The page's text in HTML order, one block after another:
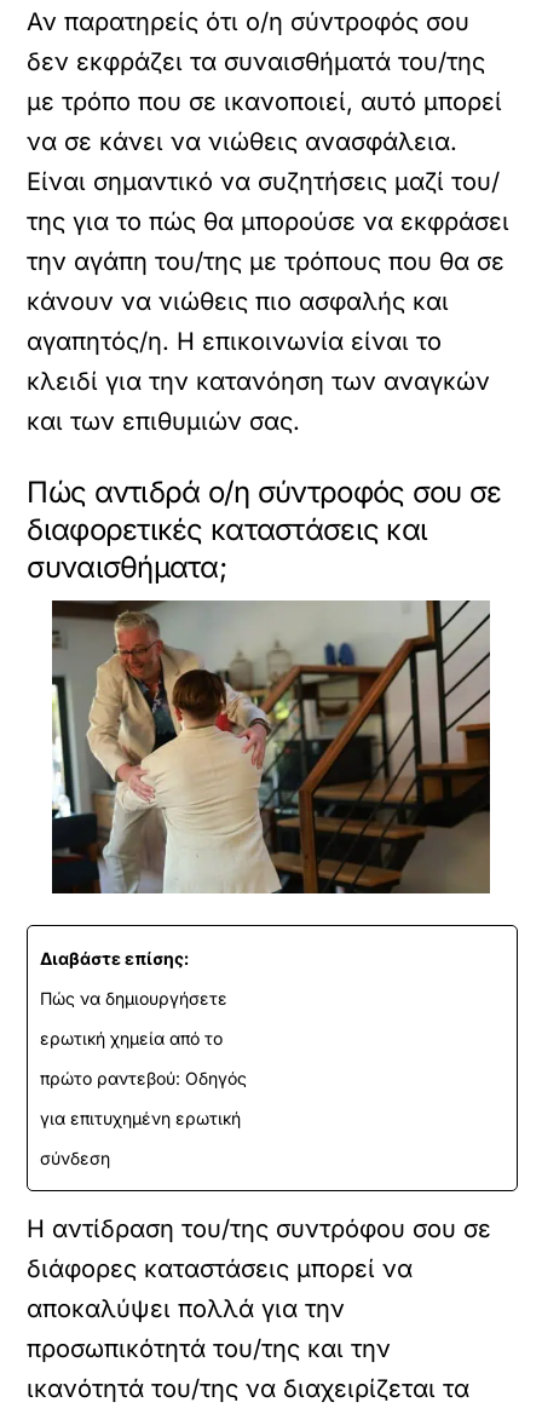
Αν παρατηρείς ότι ο/η σύντροφός σου
δεν εκφράζει τα συναισθήματά του/της
με τρόπο που σε ικανοποιεί, αυτό μπορεί
να σε κάνει να νιώθεις ανασφάλεια.
Είναι σημαντικό να συζητήσεις μαζί του/
της για το πώς θα μπορούσε να εκφράσει
την αγάπη του/της με τρόπους που θα σε
κάνουν να νιώθεις πιο ασφαλής και
αγαπητός/η. Η επικοινωνία είναι το
κλειδί για την κατανόηση των αναγκών
και των επιθυμιών σας.
Πώς αντιδρά ο/η σύντροφός σου σε
διαφορετικές καταστάσεις και
συναισθήματα;
Διαβάστε επίσης:
Πώς να δημιουργήσετε
ερωτική χημεία από το
πρώτο ραντεβού: Οδηγός
για επιτυχημένη ερωτική
σύνδεση
Η αντίδραση του/της συντρόφου σου σε
διάφορες καταστάσεις μπορεί να
αποκαλύψει πολλά για την
προσωπικότητά του/της και την
ικανότητά του/της να διαχειρίζεται τα